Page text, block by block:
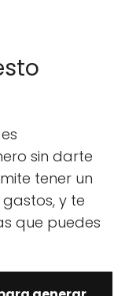
sin darte
tener un
y te
que puedes